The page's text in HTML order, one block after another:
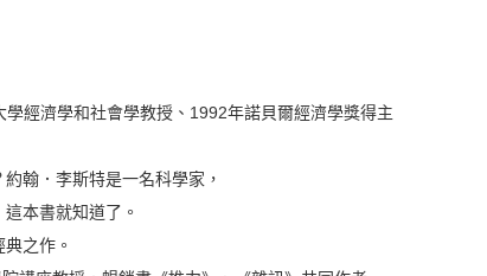
經濟學和社會學教授、1992年諾貝爾經濟學獎得主
翰．李斯特是一名科學家，
本書就知道了。
之作。